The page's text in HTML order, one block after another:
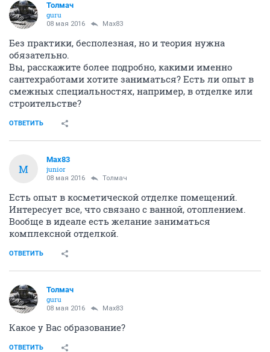
Толмач
guru
08 мая 2016 Max83
Без практики, бесполезная, но и теория нужна
обязательно.
Вы, расскажите более подробно, какими именно
сантехработами хотите заниматься? Есть ли опыт в
смежных специальностях, например, в отделке или
строительстве?
ОТВЕТИТЬ
M
Max83
junior
08 мая 2016 Толмач
Есть опыт в косметической отделке помещений.
Интересует все, что связано с ванной, отоплением.
Вообще в идеале есть желание заниматься
комплексной отделкой.
ОТВЕТИТЬ
Толмач
guru
08 мая 2016 Max83
Какое у Вас образование?
ОТВЕТИТЬ